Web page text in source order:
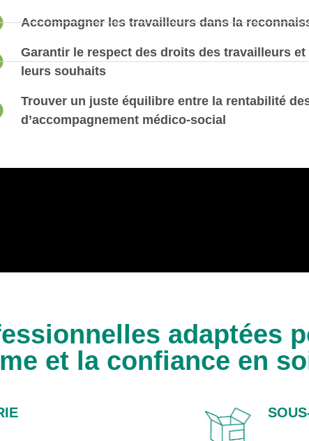
Accompagner les travailleurs dans la
Garantir le respect des droits des travailleurs et
leurs souhaits
Trouver un juste équilibre entre la rentabilité
d’accompagnement médico-social
adaptées
et la confiance en